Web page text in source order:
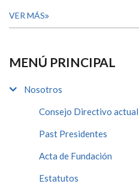
VER MÁS
MENÚ PRINCIPAL
Nosotros
Consejo Directivo actual
Past Presidentes
Acta de Fundación
Estatutos